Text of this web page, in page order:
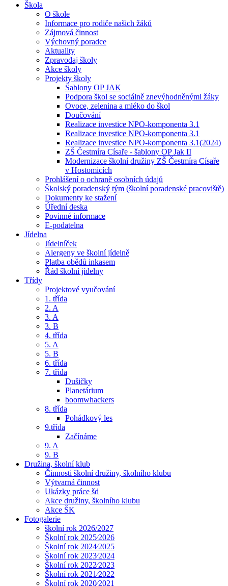
Škola
O škole
Informace pro rodiče našich žáků
Zájmová činnost
Výchovný poradce
Aktuality
Zpravodaj školy
Akce školy
Projekty školy
Šablony OP JAK
Podpora škol se sociálně znevýhodněnými žáky
Ovoce, zelenina a mléko do škol
Doučování
Realizace investice NPO-komponenta 3.1
Realizace investice NPO-komponenta 3.1
Realizace investice NPO-komponenta 3.1(2024)
ZŠ Čestmíra Císaře - šablony OP Jak II
Modernizace školní družiny ZŠ Čestmíra Císaře
v Hostomicích
Prohlášení o ochraně osobních údajů
Školský poradenský tým (školní poradenské pracoviště)
Dokumenty ke stažení
Úřední deska
Povinné informace
E-podatelna
Jídelna
Jídelníček
Alergeny ve školní jídelně
Platba obědů inkasem
Řád školní jídelny
Třídy
Projektové vyučování
1. třída
2. A
3. A
3. B
4. třída
5. A
5. B
6. třída
7. třída
Dušičky
Planetárium
boomwhackers
8. třída
Pohádkový les
9.třída
Začínáme
9. A
9. B
Družina, školní klub
Činnosti školní družiny, školního klubu
Výtvarná činnost
Ukázky práce šd
Akce družiny, školního klubu
Akce ŠK
Fotogalerie
školní rok 2026/2027
Školní rok 2025⁄2026
Školní rok 2024⁄2025
Školní rok 2023⁄2024
Školní rok 2022⁄2023
Školní rok 2021⁄2022
Školní rok 2020⁄2021